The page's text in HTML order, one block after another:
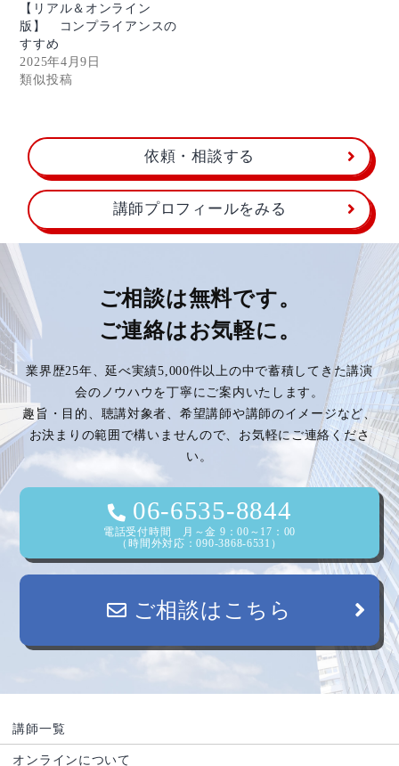
【リアル＆オンライン
版】 コンプライアンスの
すすめ
2025年4月9日
類似投稿
依頼・相談する
講師プロフィールをみる
ご相談は無料です。
ご連絡はお気軽に。
業界歴25年、延べ実績5,000件以上の中で蓄積してきた講演
会のノウハウを丁寧にご案内いたします。
趣旨・目的、聴講対象者、希望講師や講師のイメージなど、
お決まりの範囲で構いませんので、お気軽にご連絡くださ
い。
06-6535-8844
電話受付時間 月～金 9：00～17：00
（時間外対応：090-3868-6531）
ご相談はこちら
講師一覧
オンラインについて